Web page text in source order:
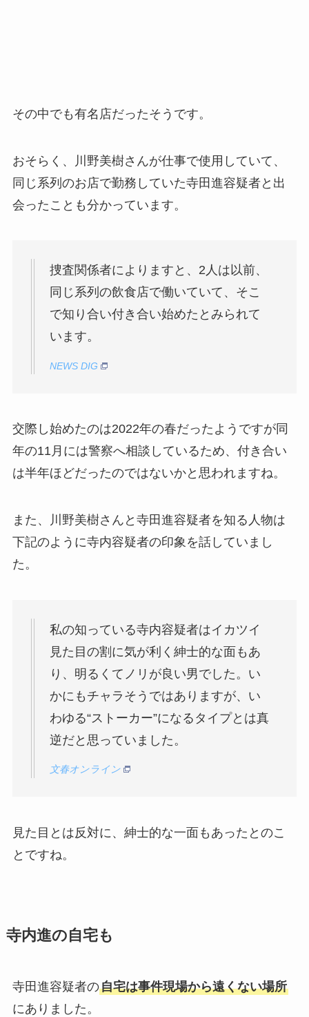
その中でも有名店だったそうです。
おそらく、川野美樹さんが仕事で使用していて、
同じ系列のお店で勤務していた寺田進容疑者と出
会ったことも分かっています。
捜査関係者によりますと、2人は以前、
同じ系列の飲食店で働いていて、そこ
で知り合い付き合い始めたとみられて
います。
NEWS DIG
交際し始めたのは2022年の春だったようですが同
年の11月には警察へ相談しているため、付き合い
は半年ほどだったのではないかと思われますね。
また、川野美樹さんと寺田進容疑者を知る人物は
下記のように寺内容疑者の印象を話していまし
た。
私の知っている寺内容疑者はイカツイ
見た目の割に気が利く紳士的な面もあ
り、明るくてノリが良い男でした。い
かにもチャラそうではありますが、い
わゆる“ストーカー”になるタイプとは真
逆だと思っていました。
文春オンライン
見た目とは反対に、紳士的な一面もあったとのこ
とですね。
寺内進の自宅も
寺田進容疑者の自宅は事件現場から遠くない場所
にありました。